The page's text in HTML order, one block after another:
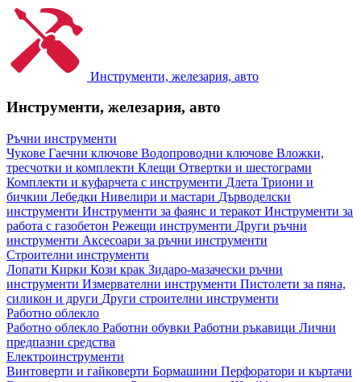
Инструменти, железария, авто
Инструменти, железария, авто
Ръчни инструменти
Чукове Гаечни ключове Водопроводни ключове Вложки,
тресчотки и комплекти Клещи Отвертки и шестограми
Комплекти и куфарчета с инструменти Длета Триони и
бичкии Лебедки Нивелири и мастари Дърводелски
инструменти Инструменти за фаянс и теракот Инструменти за
работа с газобетон Режещи инструменти Други ръчни
инструменти Аксесоари за ръчни инструменти
Строителни инструменти
Лопати Кирки Кози крак Зидаро-мазачески ръчни
инструменти Измервателни инструменти Пистолети за пяна,
силикон и други Други строителни инструменти
Работно облекло
Работно облекло Работни обувки Работни ръкавици Лични
предпазни средства
Електроинструменти
Винтоверти и гайковерти Бормашини Перфоратори и къртачи